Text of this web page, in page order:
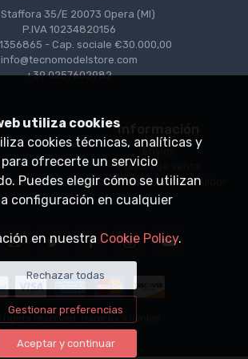
35/E 20073 Opera (MI)
P.IVA 10234820156
- Cap. sociale €30.000,00
info@tecnomodelstore.com
+39 0257602982
venta
Información
Puntos de venta
Conviértase en distribuidor
rights reserved. Made by
utiliza cookies
cookies técnicas, analíticas y
ofrecerte un servicio
Puedes elegir cómo se utilizan
configuración en cualquier
en nuestra Cookie Policy.
Rechazar todas
Gestionar preferencias
Aceptar y continuar